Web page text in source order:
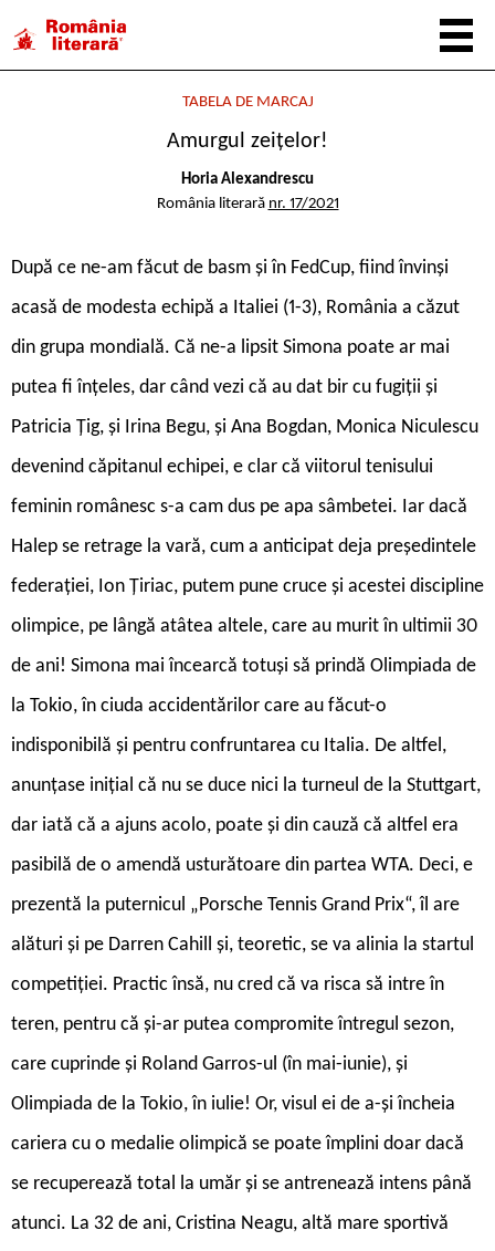
TABELA DE MARCAJ
Amurgul zeițelor!
Horia Alexandrescu
România literară nr. 17/2021
După ce ne-am făcut de basm și în FedCup, fiind învinși
acasă de modesta echipă a Italiei (1-3), România a căzut
din grupa mondială. Că ne-a lipsit Simona poate ar mai
putea fi înțeles, dar când vezi că au dat bir cu fugiții și
Patricia Țig, și Irina Begu, și Ana Bogdan, Monica Niculescu
devenind căpitanul echipei, e clar că viitorul tenisului
feminin românesc s-a cam dus pe apa sâmbetei. Iar dacă
Halep se retrage la vară, cum a anticipat deja președintele
federației, Ion Țiriac, putem pune cruce și acestei discipline
olimpice, pe lângă atâtea altele, care au murit în ultimii 30
de ani! Simona mai încearcă totuși să prindă Olimpiada de
la Tokio, în ciuda accidentărilor care au făcut-o
indisponibilă și pentru confruntarea cu Italia. De altfel,
anunțase inițial că nu se duce nici la turneul de la Stuttgart,
dar iată că a ajuns acolo, poate și din cauză că altfel era
pasibilă de o amendă usturătoare din partea WTA. Deci, e
prezentă la puternicul „Porsche Tennis Grand Prix“, îl are
alături și pe Darren Cahill și, teoretic, se va alinia la startul
competiției. Practic însă, nu cred că va risca să intre în
teren, pentru că și-ar putea compromite întregul sezon,
care cuprinde și Roland Garros-ul (în mai-iunie), și
Olimpiada de la Tokio, în iulie! Or, visul ei de a-și încheia
cariera cu o medalie olimpică se poate împlini doar dacă
se recuperează total la umăr și se antrenează intens până
atunci. La 32 de ani, Cristina Neagu, altă mare sportivă